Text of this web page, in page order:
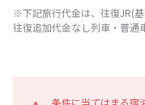
※下記旅行代金は、往復JR(基
往復追加代金なし列車・普通